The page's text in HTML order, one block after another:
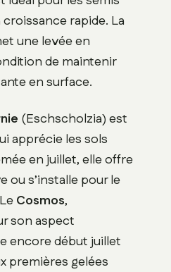
rapide. La
une levée en
de maintenir
en surface.
(Eschscholzia) est
apprécie les sols
en juillet, elle offre
ou s’installe pour le
Cosmos,
son aspect
encore début juillet
premières gelées